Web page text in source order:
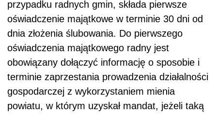
przypadku radnych gmin, składa pierwsze
oświadczenie majątkowe w terminie 30 dni od
dnia złożenia ślubowania. Do pierwszego
oświadczenia majątkowego radny jest
obowiązany dołączyć informację o sposobie i
terminie zaprzestania prowadzenia działalności
gospodarczej z wykorzystaniem mienia
powiatu, w którym uzyskał mandat, jeżeli taką